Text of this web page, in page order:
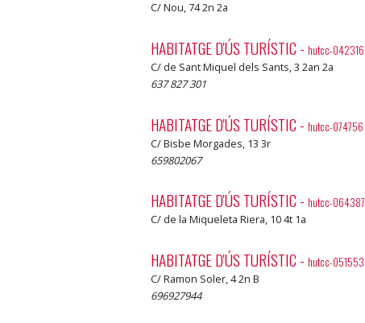
C/ Nou, 74 2n 2a
HABITATGE D'ÚS TURÍSTIC- hutcc-042316
C/ de Sant Miquel dels Sants, 3 2an 2a
637 827 301
HABITATGE D'ÚS TURÍSTIC- hutcc-074756
C/ Bisbe Morgades, 13 3r
659802067
HABITATGE D'ÚS TURÍSTIC- hutcc-064387
C/ de la Miqueleta Riera, 10 4t 1a
HABITATGE D'ÚS TURÍSTIC- hutcc-051553
C/ Ramon Soler, 4 2n B
696927944